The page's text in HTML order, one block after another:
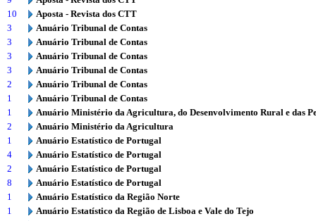
10
Aposta - Revista dos CTT
3
Anuário Tribunal de Contas
3
Anuário Tribunal de Contas
3
Anuário Tribunal de Contas
3
Anuário Tribunal de Contas
2
Anuário Tribunal de Contas
1
Anuário Tribunal de Contas
1
Anuário Ministério da Agricultura, do Desenvolvimento Rural e das
2
Anuário Ministério da Agricultura
1
Anuário Estatístico de Portugal
4
Anuário Estatístico de Portugal
2
Anuário Estatístico de Portugal
8
Anuário Estatístico de Portugal
1
Anuário Estatístico da Região Norte
1
Anuário Estatístico da Região de Lisboa e Vale do Tejo